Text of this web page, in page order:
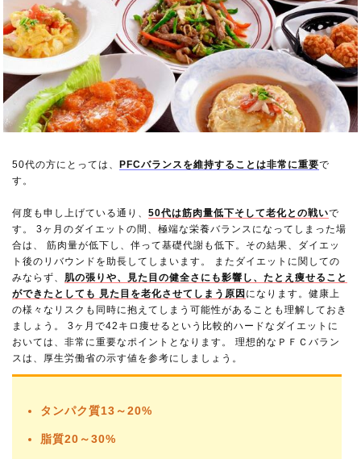
50代の方にとっては、PFCバランスを維持することは非常に重要で
す。
何度も申し上げている通り、50代は筋肉量低下そして老化との戦いで
す。 3ヶ月のダイエットの間、極端な栄養バランスになってしまった場
合は、 筋肉量が低下し、伴って基礎代謝も低下。その結果、ダイエッ
ト後のリバウンドを助長してしまいます。 またダイエットに関しての
みならず、 肌の張りや、見た目の健全さにも影響し、たとえ痩せること
ができたとしても 見た目を老化させてしまう原因 になります。健康上
の様々なリスクも同時に抱えてしまう可能性があることも理解しておき
ましょう。 3ヶ月で42キロ痩せるという比較的ハードなダイエットに
おいては、非常に重要なポイントとなります。 理想的なＰＦＣバラン
スは、厚生労働省の示す値を参考にしましょう。
タンパク質13～20%
脂質20～30%